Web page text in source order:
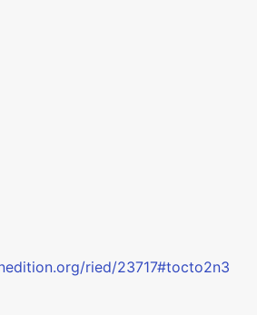
ried/23717#tocto2n3